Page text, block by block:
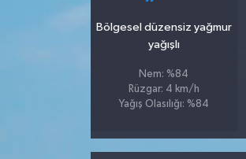
Bölgesel düzensiz yağmur
yağışlı
Nem: %84
Rüzgar: 4 km/h
Yağış Olasılığı: %84